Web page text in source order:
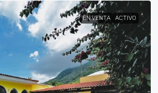
EN VENTA ACTIVO